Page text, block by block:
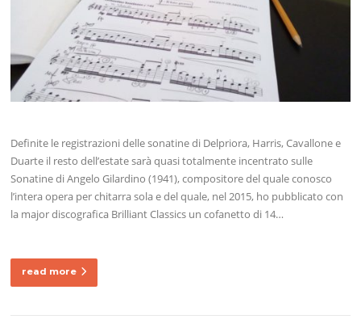
Definite le registrazioni delle sonatine di Delpriora, Harris, Cavallone e
Duarte il resto dell’estate sarà quasi totalmente incentrato sulle
Sonatine di Angelo Gilardino (1941), compositore del quale conosco
l’intera opera per chitarra sola e del quale, nel 2015, ho pubblicato con
la major discografica Brilliant Classics un cofanetto di 14…
read more